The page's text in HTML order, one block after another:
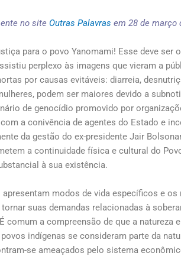
no site Outras Palavras em 28 de março
para o povo Yanomami! Esse deve
perplexo às imagens que vieram a
por causas evitáveis: diarreia,
podem ser maiores devido a
de genocídio promovido por
a conivência de agentes do Estado e
da gestão do ex-presidente Jair
a continuidade física e cultural do
à sua existência.
apresentam modos de vida específicos e
suas demandas relacionadas à
comum a compreensão de que a
indígenas se consideram parte da
se ameaçados pelo sistema